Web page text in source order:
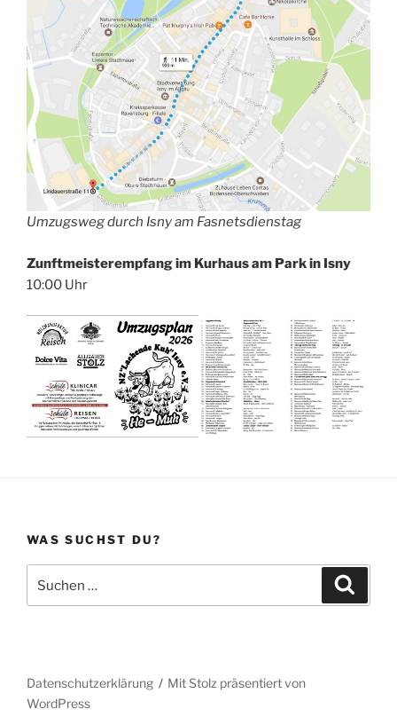
Umzugsweg durch Isny am Fasnetsdienstag
Zunftmeisterempfang im Kurhaus am Park in Isny
10:00 Uhr
WAS SUCHST DU?
nach:
Datenschutzerklärung
Mit Stolz präsentiert von
WordPress